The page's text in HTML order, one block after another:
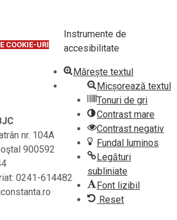
COOKIE-URI
nr. 104A
900592
0241-614482
Instrumente de
accesibilitate
Mărește textul
Micșorează textul
Tonuri de gri
Contrast mare
Contrast negativ
Fundal luminos
Legături
subliniate
Font lizibil
Reset